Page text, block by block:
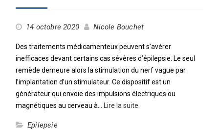
14 octobre 2020 Nicole Bouchet
Des traitements médicamenteux peuvent s’avérer
inefficaces devant certains cas sévères d’épilepsie. Le seul
remède demeure alors la stimulation du nerf vague par
l’implantation d’un stimulateur. Ce dispositif est un
générateur qui envoie des impulsions électriques ou
magnétiques au cerveau à… Lire la suite
Epilepsie